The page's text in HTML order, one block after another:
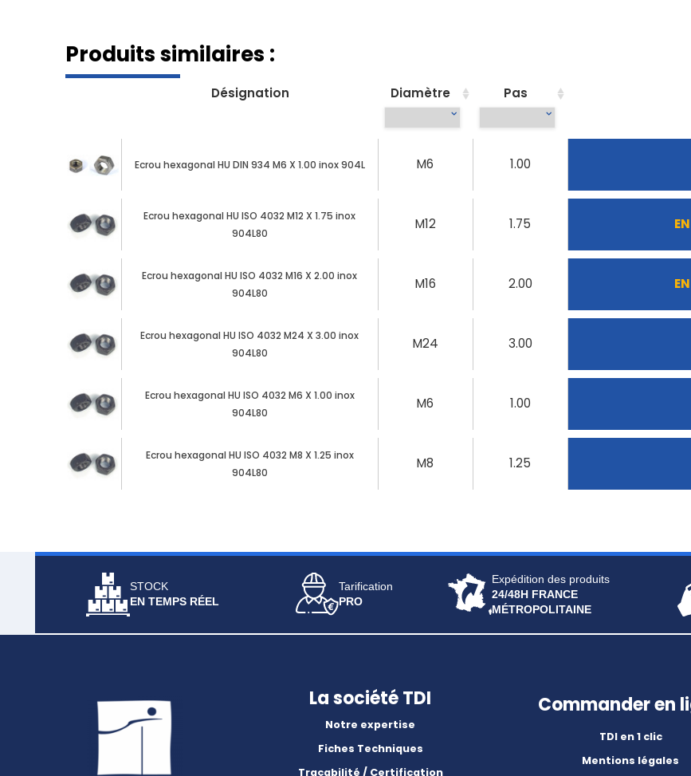
Produits similaires :
Désignation Diamètre Pas
Ecrou hexagonal HU DIN 934 M6 X 1.00 inox 904L M6 1.00
Ecrou hexagonal HU ISO 4032 M12 X 1.75 inox
904L80
M12 1.75
Ecrou hexagonal HU ISO 4032 M16 X 2.00 inox
904L80
M16 2.00
Ecrou hexagonal HU ISO 4032 M24 X 3.00 inox
904L80
M24 3.00
Ecrou hexagonal HU ISO 4032 M6 X 1.00 inox
904L80
M6 1.00
Ecrou hexagonal HU ISO 4032 M8 X 1.25 inox
904L80
M8 1.25
STOCK
EN TEMPS RÉEL
Tarification
PRO
Expédition des produits
24/48H FRANCE
MÉTROPOLITAINE
La société TDI
Notre expertise
Fiches Techniques
Traçabilité / Certification
Commander en
TDI en 1 clic
Mentions légales